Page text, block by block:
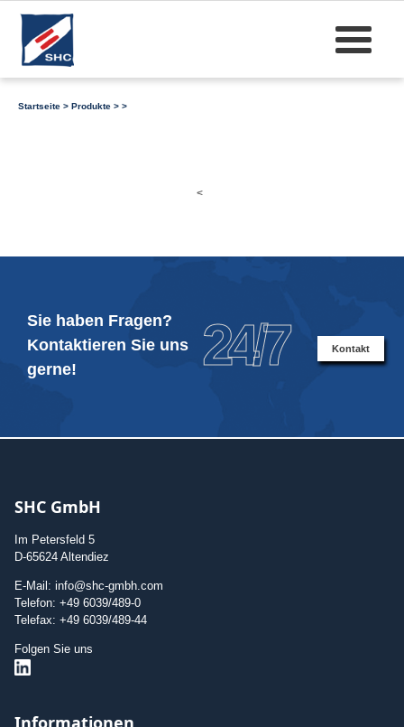
Startseite > Produkte > >
<
Sie haben Fragen?
Kontaktieren Sie uns
gerne!
24/7 Kontakt
SHC GmbH
Im Petersfeld 5
D-65624 Altendiez
E-Mail: info@shc-gmbh.com
Telefon: +49 6039/489-0
Telefax: +49 6039/489-44
Folgen Sie uns
Informationen